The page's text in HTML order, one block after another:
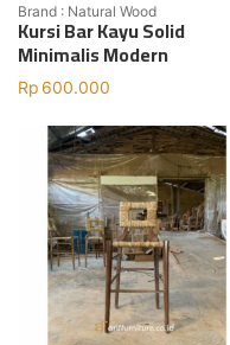
Brand : Natural Wood
Kursi Bar Kayu Solid
Minimalis Modern
Rp 600.000